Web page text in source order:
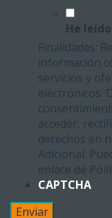
He
Finalidades:
información
servicios y
electrónicos.
acceder,
derechos en
Adicional:
enlace de
CAPTCHA